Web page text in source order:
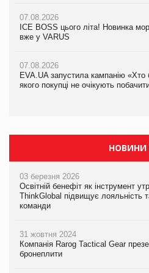
07.08.2026
ICE BOSS цього літа! Новинка
вже у VARUS
07.08.2026
EVA.UA запустила кампанію «Хто
якого покупці не очікують
06.08.2026
Смачна новинка для хвостатих: у
05.08.2026
Мережа супермаркетів VARUS
Продажі Hugo Boss впали на 9%
НОВИНИ
03 березня 2026
Освітній бенефіт як інструмент
ThinkGlobal підвищує лояльність
команди
31 жовтня 2024
Компанія Rarog Tactical Gear
бронеплити